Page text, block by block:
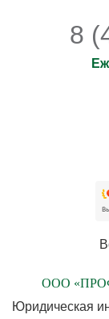
8
ООО
Юридическая